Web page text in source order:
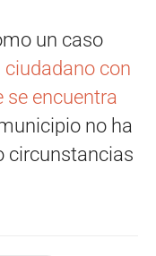
un caso
ciudadano con
se encuentra
no ha
circunstancias